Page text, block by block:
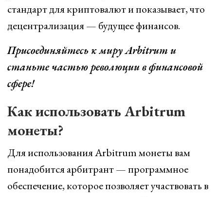
стандарт для криптовалют и показывает, что
децентрализация — будущее финансов.
Присоединяйтесь к миру Arbitrum и
станьте частью революции в финансовой
сфере!
Как использовать Arbitrum
монеты?
Для использования Arbitrum монеты вам
понадобится арбитрант — программное
обеспечение, которое позволяет участвовать в